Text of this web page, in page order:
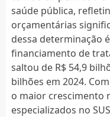
saúde pública,
orçamentárias
dessa determinação
financiamento de
saltou de R$ 54,9
bilhões em 2024.
o maior crescimento
especializados no